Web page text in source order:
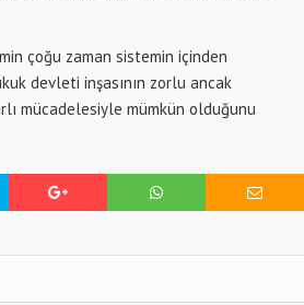
çoğu zaman sistemin içinden
devleti inşasının zorlu ancak
mücadelesiyle mümkün olduğunu